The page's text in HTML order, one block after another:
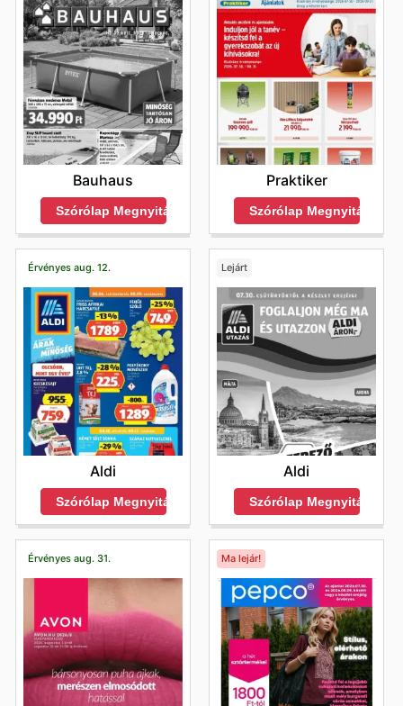
Bauhaus
Szórólap Megnyitása
Praktiker
Szórólap Megnyitása
Érvényes aug. 12.
Aldi
Szórólap Megnyitása
Lejárt
Aldi
Szórólap Megnyitása
Érvényes aug. 31. Ma lejár!